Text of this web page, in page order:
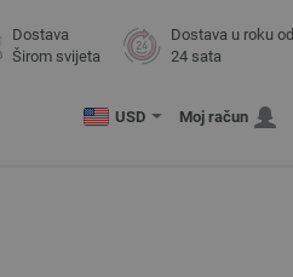
Dostava
Širom svijeta
Dostava u roku od
24 sata
USD Moj račun